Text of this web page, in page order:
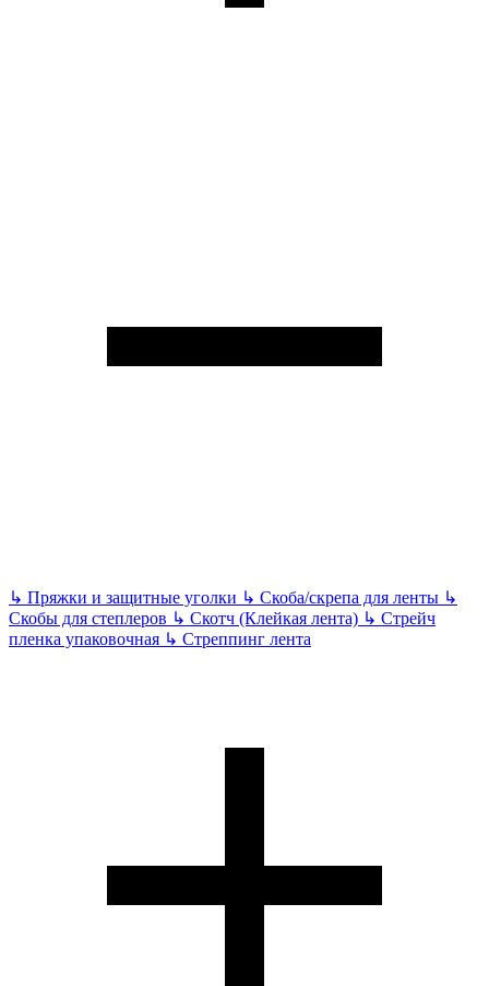
↳ Пряжки и защитные уголки ↳ Скоба/скрепа для ленты ↳
Скобы для степлеров ↳ Скотч (Клейкая лента) ↳ Стрейч
пленка упаковочная ↳ Стреппинг лента